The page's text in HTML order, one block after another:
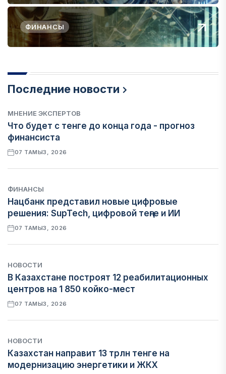
ФИНАНСЫ
Последние новости
МНЕНИЕ ЭКСПЕРТОВ
Что будет с тенге до конца года - прогноз
финансиста
07 ТАМЫЗ, 2026
ФИНАНСЫ
Нацбанк представил новые цифровые
решения: SupTech, цифровой теңге и ИИ
07 ТАМЫЗ, 2026
НОВОСТИ
В Казахстане построят 12 реабилитационных
центров на 1 850 койко-мест
07 ТАМЫЗ, 2026
НОВОСТИ
Казахстан направит 13 трлн тенге на
модернизацию энергетики и ЖКХ